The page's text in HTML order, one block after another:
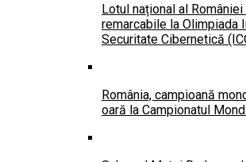
Lotul național al
remarcabile la Olimpiada
Securitate Cibernetică
România, campioană
oară la Campionatul